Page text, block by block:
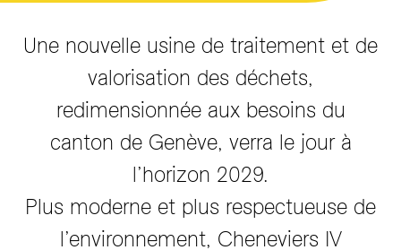
Une nouvelle usine de traitement et de
valorisation des déchets,
redimensionnée aux besoins du
canton de Genève, verra le jour à
l’horizon 2029.
Plus moderne et plus respectueuse de
l’environnement, Cheneviers IV